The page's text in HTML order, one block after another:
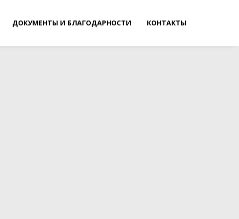
ДОКУМЕНТЫ И БЛАГОДАРНОСТИ КОНТАКТЫ